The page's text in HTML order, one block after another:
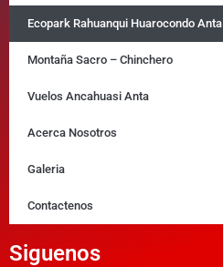
Ecopark Rahuanqui Huarocondo Anta
Montaña Sacro – Chinchero
Vuelos Ancahuasi Anta
Acerca Nosotros
Galeria
Contactenos
Siguenos